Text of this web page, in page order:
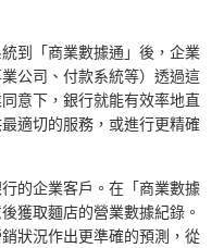
到「商業數據通」後，企業
公司、付款系統等）透過這
意下，銀行就能有效率地直
適切的服務，或進行更精確
的企業客戶。在「商業數據
獲取麵店的營業數據紀錄。
狀況作出更準確的預測，從